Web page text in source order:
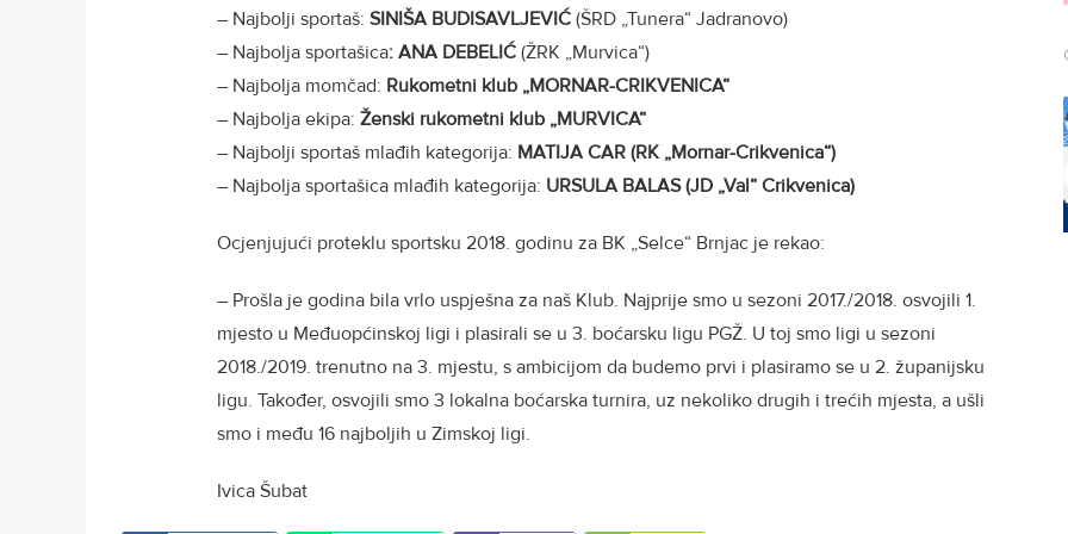
– Najbolji sportaš: SINIŠA BUDISAVLJEVIĆ (ŠRD „Tunera“ Jadranovo)
– Najbolja sportašica: ANA DEBELIĆ (ŽRK „Murvica“)
– Najbolja momčad: Rukometni klub „MORNAR-CRIKVENICA“
– Najbolja ekipa: Ženski rukometni klub „MURVICA“
– Najbolji sportaš mlađih kategorija: MATIJA CAR (RK „Mornar-Crikvenica“)
– Najbolja sportašica mlađih kategorija: URSULA BALAS (JD „Val“ Crikvenica)
Ocjenjujući proteklu sportsku 2018. godinu za BK „Selce“ Brnjac je rekao:
– Prošla je godina bila vrlo uspješna za naš Klub. Najprije smo u sezoni 2017./2018. osvojili 1.
mjesto u Međuopćinskoj ligi i plasirali se u 3. boćarsku ligu PGŽ. U toj smo ligi u sezoni
2018./2019. trenutno na 3. mjestu, s ambicijom da budemo prvi i plasiramo se u 2. županijsku
ligu. Također, osvojili smo 3 lokalna boćarska turnira, uz nekoliko drugih i trećih mjesta, a ušli
smo i među 16 najboljih u Zimskoj ligi.
Ivica Šubat